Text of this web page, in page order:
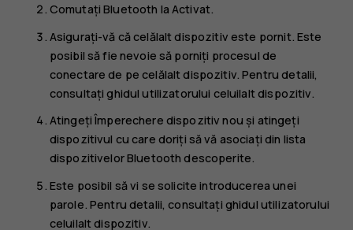
ComutațiBluetooth laActivat.
Asigurați-vă că celălalt dispozitiv este pornit. Este
posibil să fie nevoie să porniți procesul de
conectare de pe celălalt dispozitiv. Pentru detalii,
consultați ghidul utilizatorului celuilalt dispozitiv.
AtingețiÎmperechere dispozitiv nou și atingeți
dispozitivul cu care doriți să vă asociați din lista
dispozitivelor Bluetooth descoperite.
Este posibil să vi se solicite introducerea unei
parole. Pentru detalii, consultați ghidul utilizatorului
celuilalt dispozitiv.